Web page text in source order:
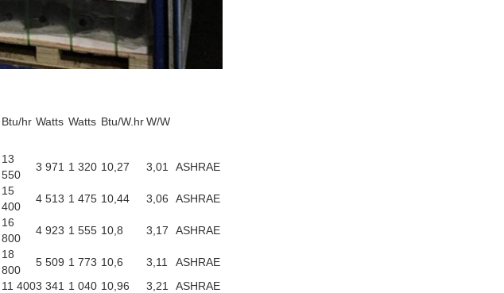
Btu/hr Watts Watts Btu/W.hrW/W
13
550
3 971 1 320 10,27 3,01 ASHRAE
15
400
4 513 1 475 10,44 3,06 ASHRAE
16
800
4 923 1 555 10,8 3,17 ASHRAE
18
800
5 509 1 773 10,6 3,11
ASHRAE
11 4003 341 1 040 10,96 3,21
ASHRAE